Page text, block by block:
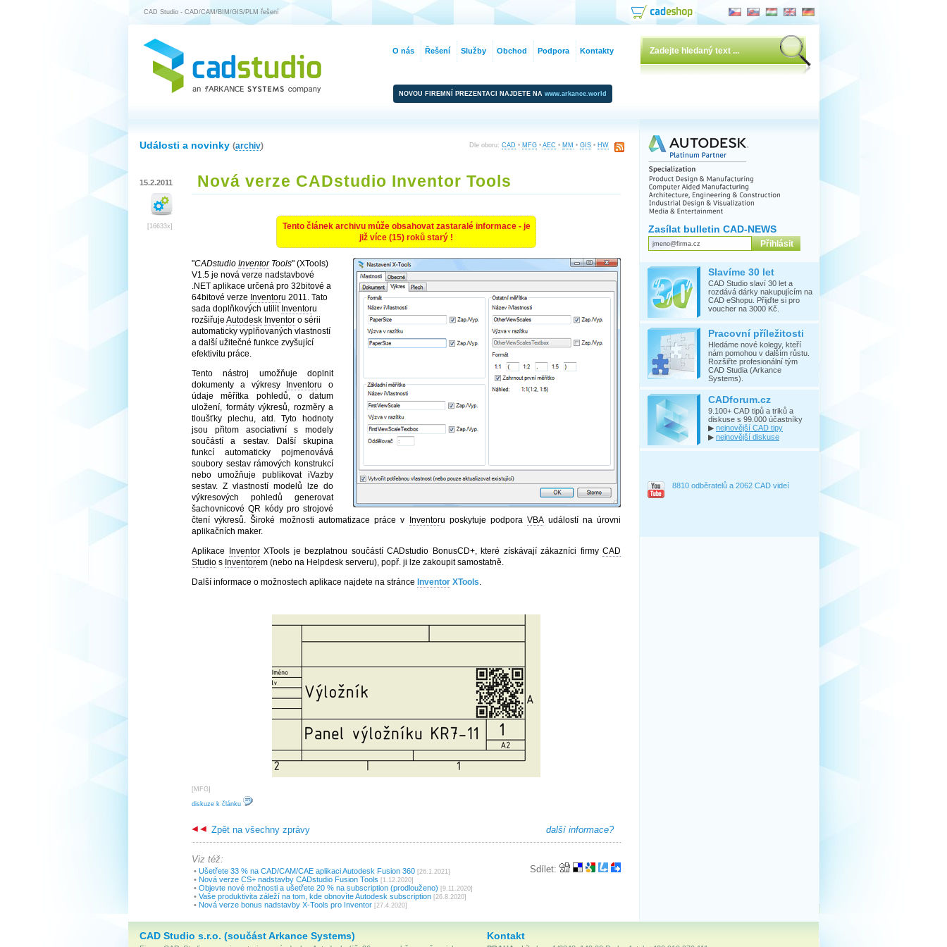
CAD Studio - CAD/CAM/BIM/GIS/PLM řešení
NOVOU FIREMNÍ PREZENTACI NAJDETE NA www.arkance.world
Dle oboru: CAD • MFG • AEC • MM • GIS • HW
Události a novinky (archiv)
15.2.2011
[16633x]
Nová verze CADstudio Inventor Tools
Tento článek archivu může obsahovat zastaralé informace - je
již více (15) roků starý !
"CADstudio InventorTools" (XTools)
V1.5 je nová verze nadstavbové
.NET aplikace určená pro 32bitové a
64bitové verze Inventoru 2011. Tato
sada doplňkových utilit Inventoru
rozšiřuje Autodesk Inventor o sérii
automaticky vyplňovaných vlastností
a další užitečné funkce zvyšující
efektivitu práce.
Tento nástroj umožňuje doplnit
dokumenty a výkresy
Inventoru o
údaje měřítka pohledů, o datum
uložení, formáty výkresů, rozměry a
tloušťky plechu, atd. Tyto hodnoty
jsou přitom asociativní s modely
součástí a sestav. Další skupina
funkcí automaticky pojmenovává
soubory sestav rámových konstrukcí
nebo umožňuje publikovat iVazby
sestav. Z vlastností modelů lze do
výkresových pohledů generovat
šachovnicové QR kódy pro strojové
čtení výkresů. Široké možnosti automatizace práce v
Inventoru poskytuje podporaVBAudálostí na úrovni
aplikačních maker.
Aplikace
InventorXTools je bezplatnou součástí CADstudio BonusCD+, které získávají zákazníci firmy CAD
Studio s Inventorem (nebo na Helpdesk serveru), popř. ji lze zakoupit samostatně.
Další informace o možnostech aplikace najdete na stránce Inventor XTools.
[ MFG]
diskuze k článku
další informace?
Zpět na všechny zprávy
Sdílet:
Viz též:
• Ušetřete 33 % na CAD/CAM/CAE aplikaci Autodesk Fusion 360 [26.1.2021]
• Nová verze CS+ nadstavby CADstudio Fusion Tools [1.12.2020]
• Objevte nové možnosti a ušetřete 20 % na subscription (prodlouženo) [9.11.2020]
• Vaše produktivita záleží na tom, kde obnovíte Autodesk subscription [26.8.2020]
• Nová verze bonus nadstavby X-Tools pro Inventor [27.4.2020]
Zasílat bulletin CAD-NEWS
Slavíme 30 let
CAD Studio slaví 30 let a
rozdává dárky nakupujícím na
CAD eShopu. Přijďte si pro
voucher na 3000 Kč.
Pracovní příležitosti
Hledáme nové kolegy, kteří
nám pomohou v dalším růstu.
Rozšiřte profesionální tým
CAD Studia (Arkance
Systems).
CADforum.cz
9.100+ CAD tipů a triků a
diskuse s 99.000 účastníky
▶ nejnovější CAD tipy
▶ nejnovější diskuse
8810 odběratelů a 2062 CAD videí
CAD Studio s.r.o. (součást Arkance Systems) Kontakt
O nás Řešení Služby Obchod Podpora Kontakty